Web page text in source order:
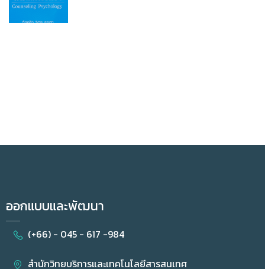
ออกแบบและพัฒนา
(+66) - 045 - 617 -984
สำนักวิทยบริการและเทคโนโลยีสารสนเทศ